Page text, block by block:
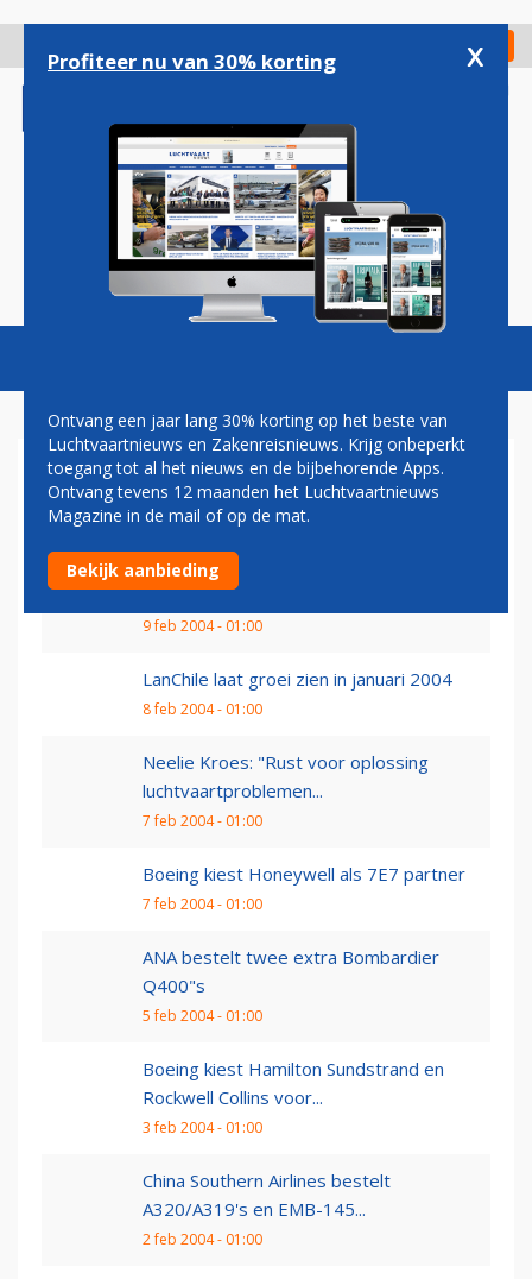
gaan
Check in
Magazine Podcasts Vacatures
ALGEMEEN
Aircalin neemt eerste Airbus A320 in
ontvangst
9 feb 2004 - 01:00
LanChile laat groei zien in januari 2004
8 feb 2004 - 01:00
Neelie Kroes: "Rust voor oplossing
luchtvaartproblemen...
7 feb 2004 - 01:00
Boeing kiest Honeywell als 7E7 partner
7 feb 2004 - 01:00
ANA bestelt twee extra Bombardier
Q400"s
5 feb 2004 - 01:00
Boeing kiest Hamilton Sundstrand en
Rockwell Collins voor...
3 feb 2004 - 01:00
China Southern Airlines bestelt
A320/A319's en EMB-145...
2 feb 2004 - 01:00
Profiteer nu van 30% korting x
Ontvang een jaar lang 30% korting op het beste van
Luchtvaartnieuws en Zakenreisnieuws. Krijg onbeperkt
toegang tot al het nieuws en de bijbehorende Apps.
Ontvang tevens 12 maanden het Luchtvaartnieuws
Magazine in de mail of op de mat.
Bekijk aanbieding